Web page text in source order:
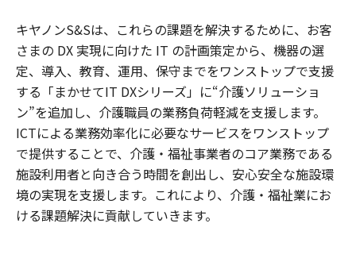
キヤノンS&Sは、これらの課題を解決するために、お客
さまの DX 実現に向けた IT の計画策定から、機器の選
定、導入、教育、運用、保守までをワンストップで支援
する「まかせてIT DXシリーズ」に“介護ソリューショ
ン”を追加し、介護職員の業務負荷軽減を支援します。
ICTによる業務効率化に必要なサービスをワンストップ
で提供することで、介護・福祉事業者のコア業務である
施設利用者と向き合う時間を創出し、安心安全な施設環
境の実現を支援します。これにより、介護・福祉業にお
ける課題解決に貢献していきます。